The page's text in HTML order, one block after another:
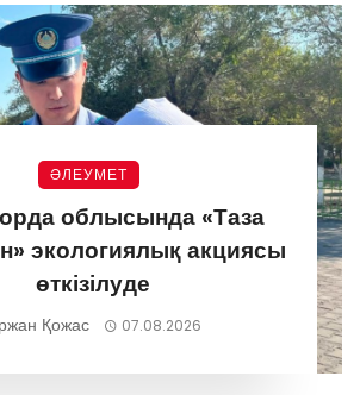
ӘЛЕУМЕТ
облысында «Таза
экологиялық акциясы
өткізілуде
Қожас 07.08.2026